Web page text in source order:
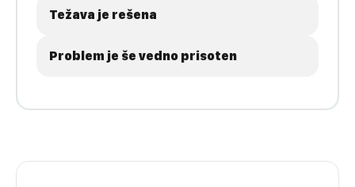
Težava je rešena
Problem je še vedno prisoten